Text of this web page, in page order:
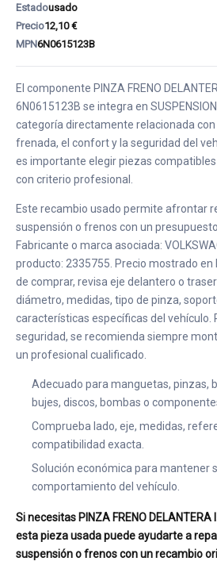
Estadousado
Precio12,10 €
MPN6N0615123B
El componente PINZA FRENO
6N0615123B se integra en
categoría directamente relacionada con
frenada, el confort y la seguridad del
es importante elegir piezas
con criterio profesional.
Este recambio usado permite afrontar
suspensión o frenos con un
Fabricante o marca asociada:
producto: 2335755. Precio mostrado en
de comprar, revisa eje delantero o
diámetro, medidas, tipo de pinza,
características específicas del vehículo.
seguridad, se recomienda siempre
un profesional cualificado.
Adecuado para manguetas, pinzas,
bujes, discos, bombas o
Comprueba lado, eje, medidas,
compatibilidad exacta.
Solución económica para mantener
comportamiento del vehículo.
Si necesitas PINZA FRENO DELANTERA
esta pieza usada puede ayudarte a
suspensión o frenos con un recambio